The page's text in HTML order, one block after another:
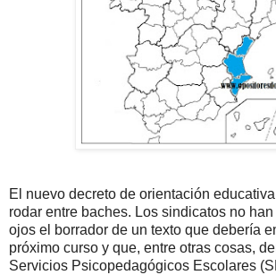
El nuevo decreto de orientación
rodar entre baches. Los sindicatos no
ojos el borrador de un texto que debería
próximo curso y que, entre otras cosas,
Servicios Psicopedagógicos Escolares